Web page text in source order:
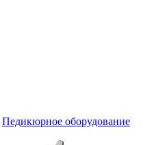
Педикюрное оборудование